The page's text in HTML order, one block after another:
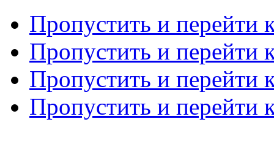
Пропустить и перейти
Пропустить и перейти
Пропустить и перейти
Пропустить и перейти